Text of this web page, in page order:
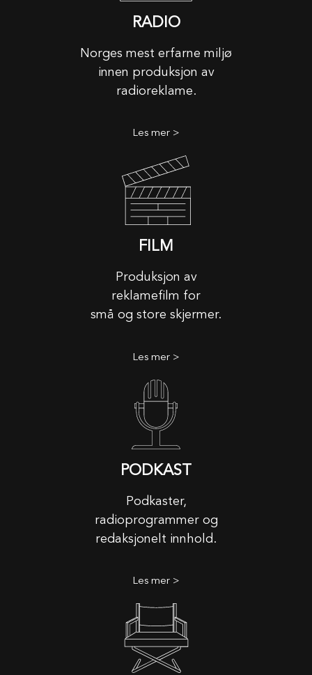
RADIO
Norges mest erfarne miljø
innen produksjon av
radioreklame.
Les mer >
FILM
Produksjon av
reklamefilm for
små og store skjermer.
Les mer >
PODKAST
Podkaster,
radioprogrammer og
redaksjonelt innhold.
Les mer >